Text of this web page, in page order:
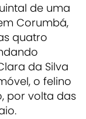
de uma
Corumbá,
quatro
da Silva
o felino
por volta das